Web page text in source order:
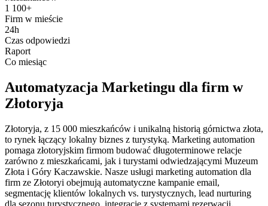
1 100+
Firm w mieście
24h
Czas odpowiedzi
Raport
Co miesiąc
Automatyzacja Marketingu dla firm w
Złotoryja
Złotoryja, z 15 000 mieszkańców i unikalną historią górnictwa złota,
to rynek łączący lokalny biznes z turystyką. Marketing automation
pomaga złotoryjskim firmom budować długoterminowe relacje
zarówno z mieszkańcami, jak i turystami odwiedzającymi Muzeum
Złota i Góry Kaczawskie. Nasze usługi marketing automation dla
firm ze Złotoryi obejmują automatyczne kampanie email,
segmentację klientów lokalnych vs. turystycznych, lead nurturing
dla sezonu turystycznego, integrację z systemami rezerwacji.